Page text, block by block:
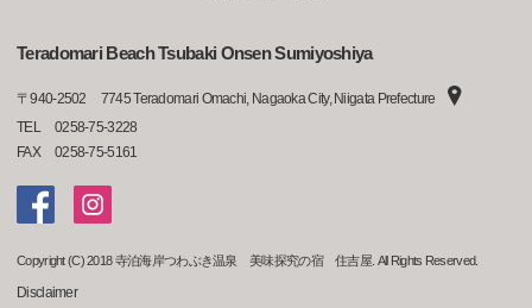
Teradomari Beach Tsubaki Onsen Sumiyoshiya
〒940-2502
7745 Teradomari Omachi, Nagaoka City, Niigata Prefecture
TEL
0258-75-3228
FAX
0258-75-5161
Copyright (C) 2018 寺泊海岸つわぶき温泉 美味探究の宿 住吉屋. All Rights Reserved.
Disclaimer